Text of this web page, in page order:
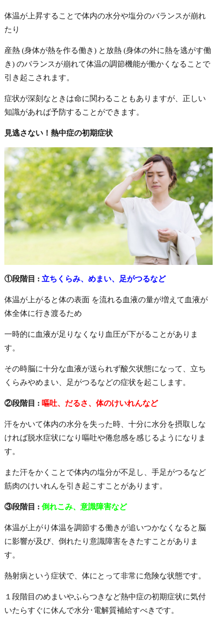
体温が上昇することで体内の水分や塩分のバランスが崩れ
たり
産熱 (身体が熱を作る働き) と放熱 (身体の外に熱を逃がす働
き) のバランスが崩れて体温の調節機能が働かくなることで
引き起こされます。
症状が深刻なときは命に関わることもありますが、正しい
知識があれば予防することができます。
見逃さない！熱中症の初期症状
①段階目 : 立ちくらみ、めまい、足がつるなど
体温が上がると体の表面 を流れる血液の量が増えて血液が
体全体に行き渡るため
一時的に血液が足りなくなり血圧が下がることがありま
す。
その時脳に十分な血液が送られず酸欠状態になって、立ち
くらみやめまい、足がつるなどの症状を起こします。
②段階目 : 嘔吐、だるさ、体のけいれんなど
汗をかいて体内の水分を失った時、十分に水分を摂取しな
ければ脱水症状になり嘔吐や倦怠感を感じるようになりま
す。
また汗をかくことで体内の塩分が不足し、手足がつるなど
筋肉のけいれんを引き起こすことがあります。
③段階目 : 倒れこみ、意識障害など
体温が上がり体温を調節する働きが追いつかなくなると脳
に影響が及び、倒れたり意識障害をきたすことがありま
す。
熱射病という症状で、体にとって非常に危険な状態です。
１段階目のめまいやふらつきなど熱中症の初期症状に気付
いたらすぐに休んで水分･電解質補給すべき です。